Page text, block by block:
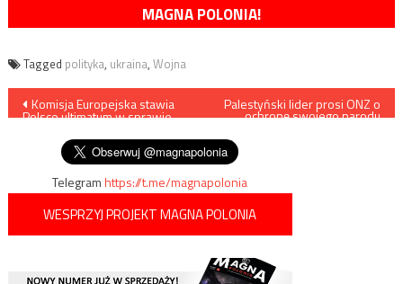
MAGNA POLONIA!
Tagged polityka, ukraina, Wojna
Nawigacja
wpisu
Komisja Europejska stawia
Polsce ultimatum w sprawie
Palestyński lider prosi ONZ o
ochronę swojego narodu
Telegramhttps://t.me/magnapolonia
WESPRZYJ PROJEKT MAGNA POLONIA